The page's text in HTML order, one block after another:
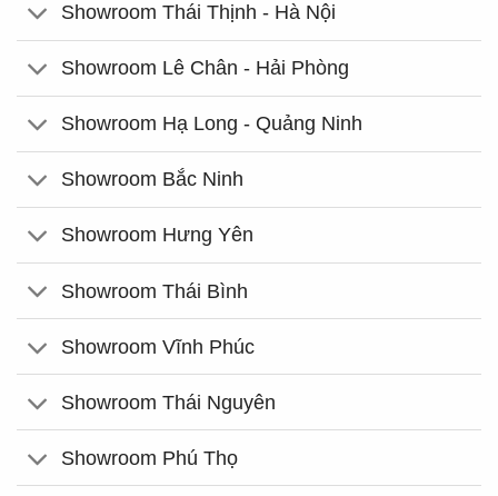
Showroom Thái Thịnh - Hà Nội
Showroom Lê Chân - Hải Phòng
Showroom Hạ Long - Quảng Ninh
Showroom Bắc Ninh
Showroom Hưng Yên
Showroom Thái Bình
Showroom Vĩnh Phúc
Showroom Thái Nguyên
Showroom Phú Thọ